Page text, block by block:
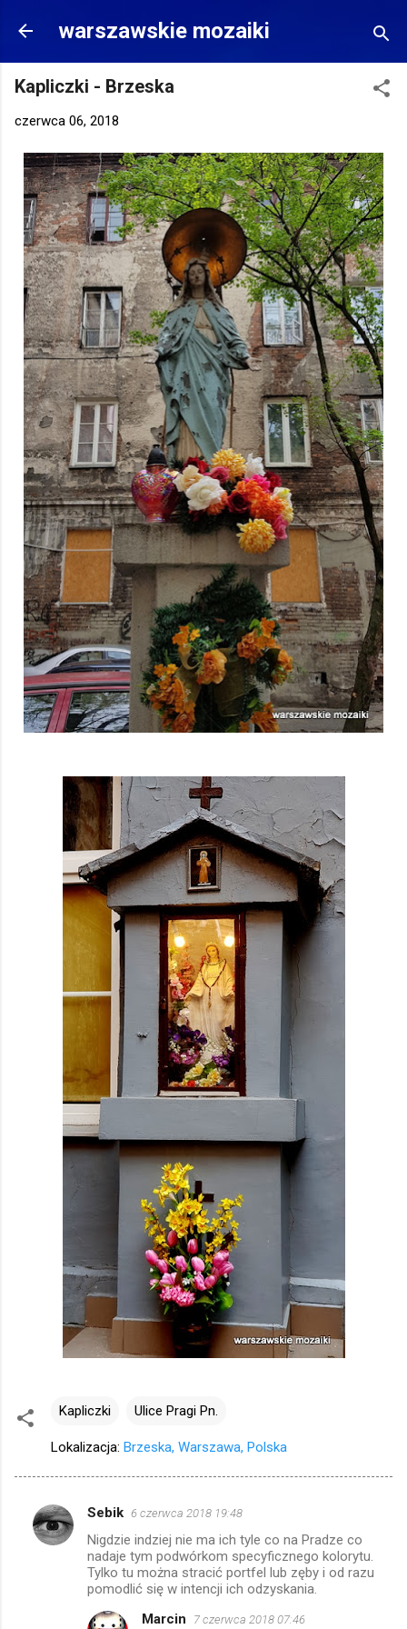
Przejdź do głównej zawartości
warszawskie mozaiki
Kapliczki - Brzeska
czerwca 06, 2018
Kapliczki Ulice Pragi Pn.
Lokalizacja: Brzeska, Warszawa, Polska
K
o
Sebik 6 czerwca 2018 19:48
Nigdzie indziej nie ma ich tyle co na Pradze co
nadaje tym podwórkom specyficznego kolorytu.
Tylko tu można stracić portfel lub zęby i od razu
pomodlić się w intencji ich odzyskania.
Marcin 7 czerwca 2018 07:46